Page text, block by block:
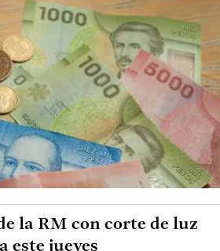
la RM con corte de luz
este jueves